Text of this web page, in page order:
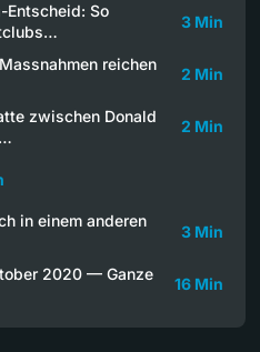
Entscheid: So
3 Min
reichen
2 Min
zwischen Donald
2 Min
in einem anderen
3 Min
2020 — Ganze
16 Min